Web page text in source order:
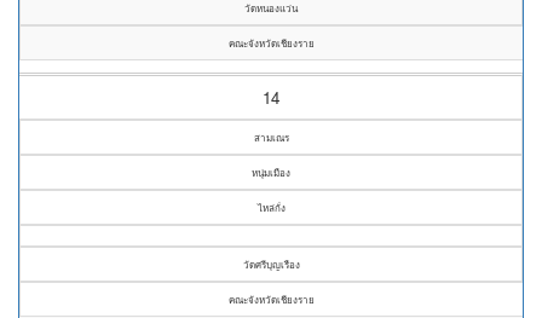
วัดหนองแว่น
คณะจังหวัดเชียงราย
14
สามเณร
หนุ่มเมือง
ไหล่กั่ง
วัดศรีบุญเรือง
คณะจังหวัดเชียงราย